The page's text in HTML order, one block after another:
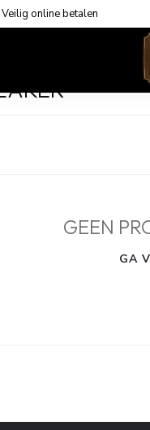
Veilig online betalen
ACCESSOIRES
GEEN
GA